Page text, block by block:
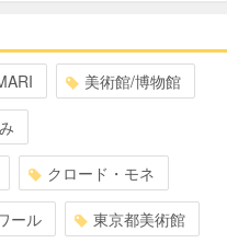
美術館/博物館
クロード・モネ
ール 東京都美術館